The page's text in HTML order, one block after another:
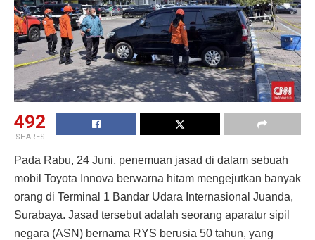
492
SHARES
Pada Rabu, 24 Juni, penemuan jasad di dalam sebuah
mobil Toyota Innova berwarna hitam mengejutkan banyak
orang di Terminal 1 Bandar Udara Internasional Juanda,
Surabaya. Jasad tersebut adalah seorang aparatur sipil
negara (ASN) bernama RYS berusia 50 tahun, yang